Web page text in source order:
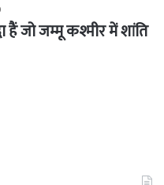
हैं जो जम्मू कश्मीर में शांति